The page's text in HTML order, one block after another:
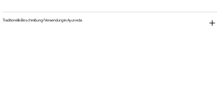
Traditionelle Beschreibung/Verwendung im Ayurveda